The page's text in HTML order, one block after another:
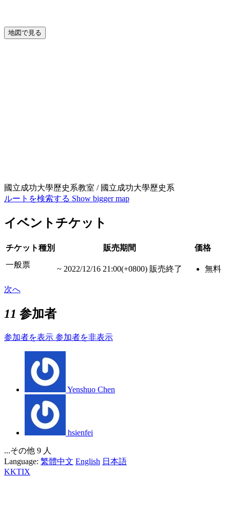
地図で見る
國立成功大學歷史系教室 / 國立成功大學歷史系
ルートを検索する Show bigger map
イベントチケット
チケット種別 販売期間
価格
一般票
~ 2022/12/16 21:00(+0800) 販売終了 無料
次へ
11 参加者
参加者を表示 参加者を非表示
Yenshuo Chen
hsienfei
...その他 9 人
Language: 繁體中文 English 日本語
KKTIX